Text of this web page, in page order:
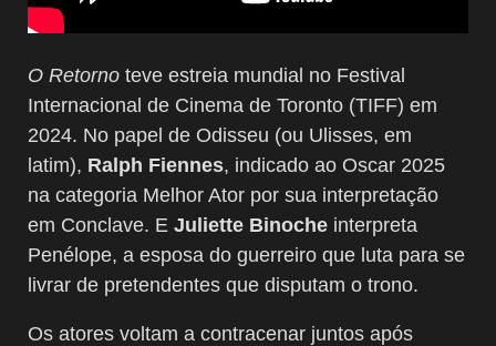
O Retorno teve estreia mundial no Festival
Internacional de Cinema de Toronto (TIFF) em
2024. No papel de Odisseu (ou Ulisses, em
latim), Ralph Fiennes, indicado ao Oscar 2025
na categoria Melhor Ator por sua interpretação
em Conclave. E Juliette Binoche interpreta
Penélope, a esposa do guerreiro que luta para se
livrar de pretendentes que disputam o trono.
Os atores voltam a contracenar juntos após